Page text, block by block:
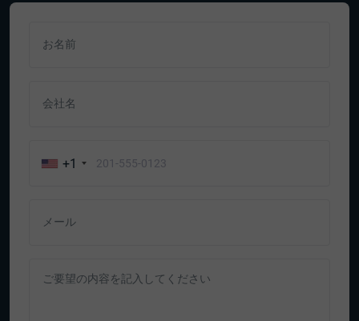
お名前
会社名
+1
メール
ご要望の内容を記入してください